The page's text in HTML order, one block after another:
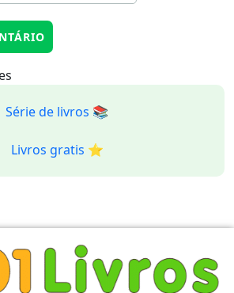
Série de livros 📚
Livros gratis ⭐️